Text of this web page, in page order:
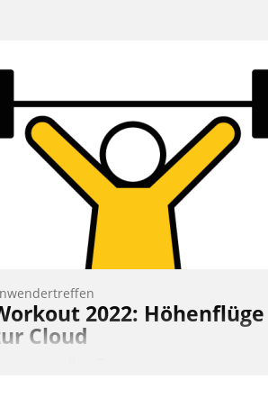
2022: Höhenflüge
Cloud